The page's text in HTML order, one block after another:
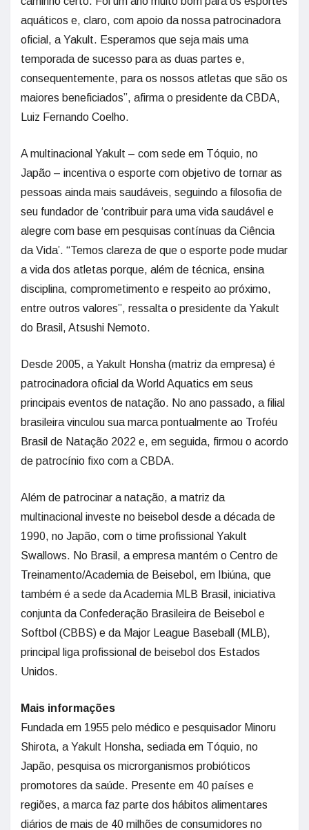
aquáticos e, claro, com apoio da nossa patrocinadora
oficial, a Yakult. Esperamos que seja mais uma
temporada de sucesso para as duas partes e,
consequentemente, para os nossos atletas que são os
maiores beneficiados”, afirma o presidente da CBDA,
Luiz Fernando Coelho.
A multinacional Yakult – com sede em Tóquio, no
Japão – incentiva o esporte com objetivo de tornar as
pessoas ainda mais saudáveis, seguindo a filosofia de
seu fundador de ‘contribuir para uma vida saudável e
alegre com base em pesquisas contínuas da Ciência
da Vida’. “Temos clareza de que o esporte pode mudar
a vida dos atletas porque, além de técnica, ensina
disciplina, comprometimento e respeito ao próximo,
entre outros valores”, ressalta o presidente da Yakult
do Brasil, Atsushi Nemoto.
Desde 2005, a Yakult Honsha (matriz da empresa) é
patrocinadora oficial da World Aquatics em seus
principais eventos de natação. No ano passado, a filial
brasileira vinculou sua marca pontualmente ao Troféu
Brasil de Natação 2022 e, em seguida, firmou o acordo
de patrocínio fixo com a CBDA.
Além de patrocinar a natação, a matriz da
multinacional investe no beisebol desde a década de
1990, no Japão, com o time profissional Yakult
Swallows. No Brasil, a empresa mantém o Centro de
Treinamento/Academia de Beisebol, em Ibiúna, que
também é a sede da Academia MLB Brasil, iniciativa
conjunta da Confederação Brasileira de Beisebol e
Softbol (CBBS) e da Major League Baseball (MLB),
principal liga profissional de beisebol dos Estados
Unidos.
Mais informações
Fundada em 1955 pelo médico e pesquisador Minoru
Shirota, a Yakult Honsha, sediada em Tóquio, no
Japão, pesquisa os microrganismos probióticos
promotores da saúde. Presente em 40 países e
regiões, a marca faz parte dos hábitos alimentares
diários de mais de 40 milhões de consumidores no